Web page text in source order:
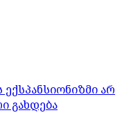
არ
გახდება